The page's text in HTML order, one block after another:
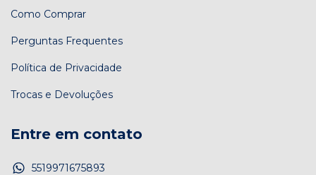
Como Comprar
Perguntas Frequentes
Política de Privacidade
Trocas e Devoluções
Entre em contato
5519971675893